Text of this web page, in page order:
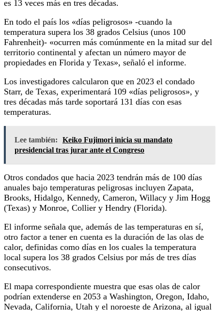
es 13 veces más en tres décadas.
En todo el país los «días peligrosos» -cuando la
temperatura supera los 38 grados Celsius (unos 100
Fahrenheit)- «ocurren más comúnmente en la mitad sur del
territorio continental y afectan un número mayor de
propiedades en Florida y Texas», señaló el informe.
Los investigadores calcularon que en 2023 el condado
Starr, de Texas, experimentará 109 «días peligrosos», y
tres décadas más tarde soportará 131 días con esas
temperaturas.
Lee también:
Keiko Fujimori inicia su mandato
presidencial tras jurar ante el Congreso
Otros condados que hacia 2023 tendrán más de 100 días
anuales bajo temperaturas peligrosas incluyen Zapata,
Brooks, Hidalgo, Kennedy, Cameron, Willacy y Jim Hogg
(Texas) y Monroe, Collier y Hendry (Florida).
El informe señala que, además de las temperaturas en sí,
otro factor a tener en cuenta es la duración de las olas de
calor, definidas como días en los cuales la temperatura
local supera los 38 grados Celsius por más de tres días
consecutivos.
El mapa correspondiente muestra que esas olas de calor
podrían extenderse en 2053 a Washington, Oregon, Idaho,
Nevada, California, Utah y el noroeste de Arizona, al igual